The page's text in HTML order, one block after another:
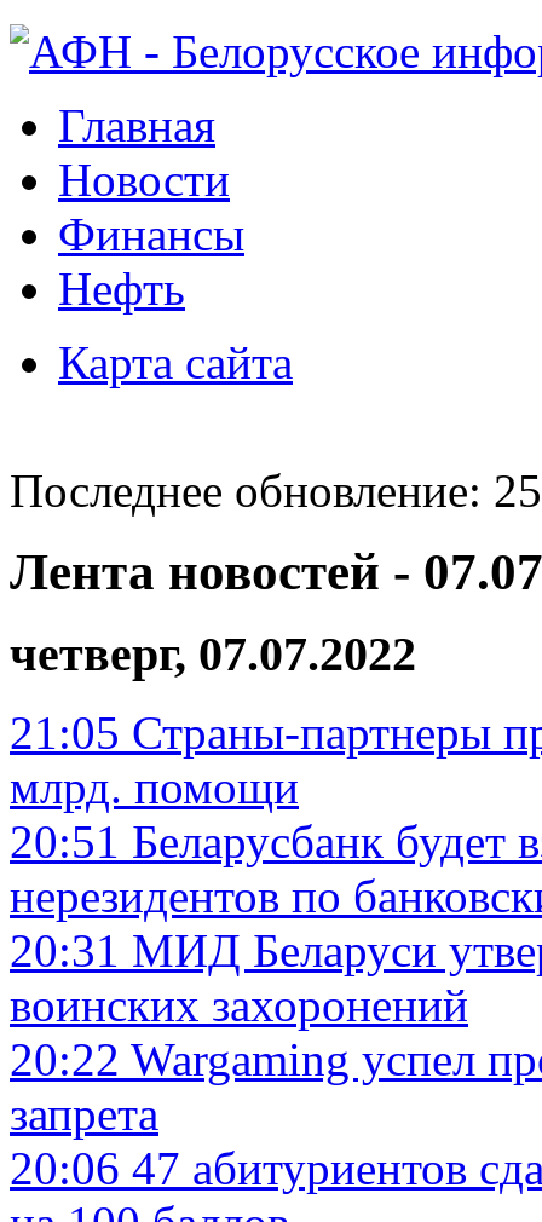
Главная
Новости
Финансы
Нефть
Карта сайта
Последнее обновление:
Лента новостей -
четверг, 07.07.2022
21:05 Страны-партнеры
млрд. помощи
20:51 Беларусбанк будет
нерезидентов по
20:31 МИД Беларуси
воинских захоронений
20:22 Wargaming успел
запрета
20:06 47 абитуриентов